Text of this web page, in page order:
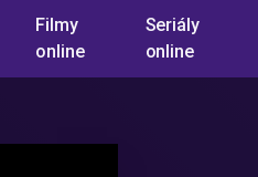
Filmy
online
Seriály
online